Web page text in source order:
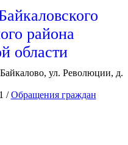
района
области
ул. Революции, д.
/Обращения граждан